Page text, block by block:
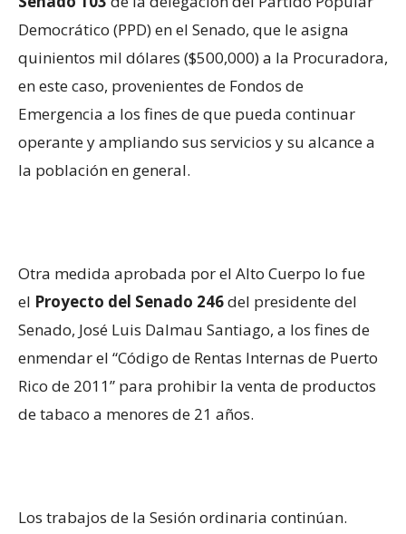
Democrático (PPD) en el Senado, que le asigna
quinientos mil dólares ($500,000) a la Procuradora,
en este caso, provenientes de Fondos de
Emergencia a los fines de que pueda continuar
operante y ampliando sus servicios y su alcance a
la población en general.
Otra medida aprobada por el Alto Cuerpo lo fue
el Proyecto del Senado 246del presidente del
Senado, José Luis Dalmau Santiago, a los fines de
enmendar el “Código de Rentas Internas de Puerto
Rico de 2011” para prohibir la venta de productos
de tabaco a menores de 21 años.
Los trabajos de la Sesión ordinaria continúan.